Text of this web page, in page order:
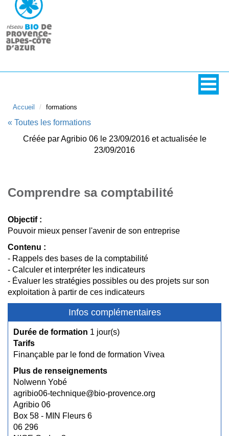
Accueil formations
« Toutes les formations
Créée par Agribio 06 le 23/09/2016 et actualisée le
23/09/2016
Comprendre sa comptabilité
Objectif :
Pouvoir mieux penser l'avenir de son entreprise
Contenu :
- Rappels des bases de la comptabilité
- Calculer et interpréter les indicateurs
- Évaluer les stratégies possibles ou des projets sur son
exploitation à partir de ces indicateurs
Infos complémentaires
Durée de formation 1 jour(s)
Tarifs
Finançable par le fond de formation Vivea
Plus de renseignements
Nolwenn Yobé
agribio06-technique@bio-provence.org
Agribio 06
Box 58 - MIN Fleurs 6
06 296